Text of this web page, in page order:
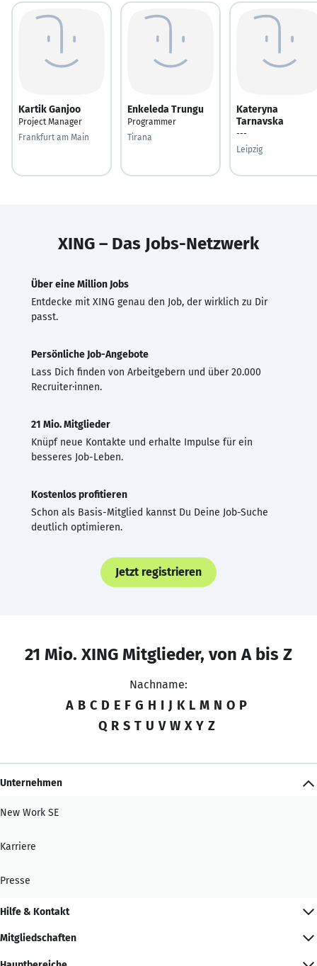
Kartik Ganjoo
Project Manager
Frankfurt am Main
Enkeleda Trungu
Programmer
Tirana
Kateryna
Tarnavska
---
Leipzig
XING – Das Jobs-Netzwerk
Über eine Million Jobs
Entdecke mit XING genau den Job, der wirklich zu Dir
passt.
Persönliche Job-Angebote
Lass Dich finden von Arbeitgebern und über 20.000
Recruiter·innen.
21 Mio. Mitglieder
Knüpf neue Kontakte und erhalte Impulse für ein
besseres Job-Leben.
Kostenlos profitieren
Schon als Basis-Mitglied kannst Du Deine Job-Suche
deutlich optimieren.
Jetzt registrieren
21 Mio. XING Mitglieder, von A bis Z
Nachname:
A B C D E F G H I J K L M N O P
Q R S T U V W X Y Z
Unternehmen
New Work SE
Karriere
Presse
Hilfe & Kontakt
Mitgliedschaften